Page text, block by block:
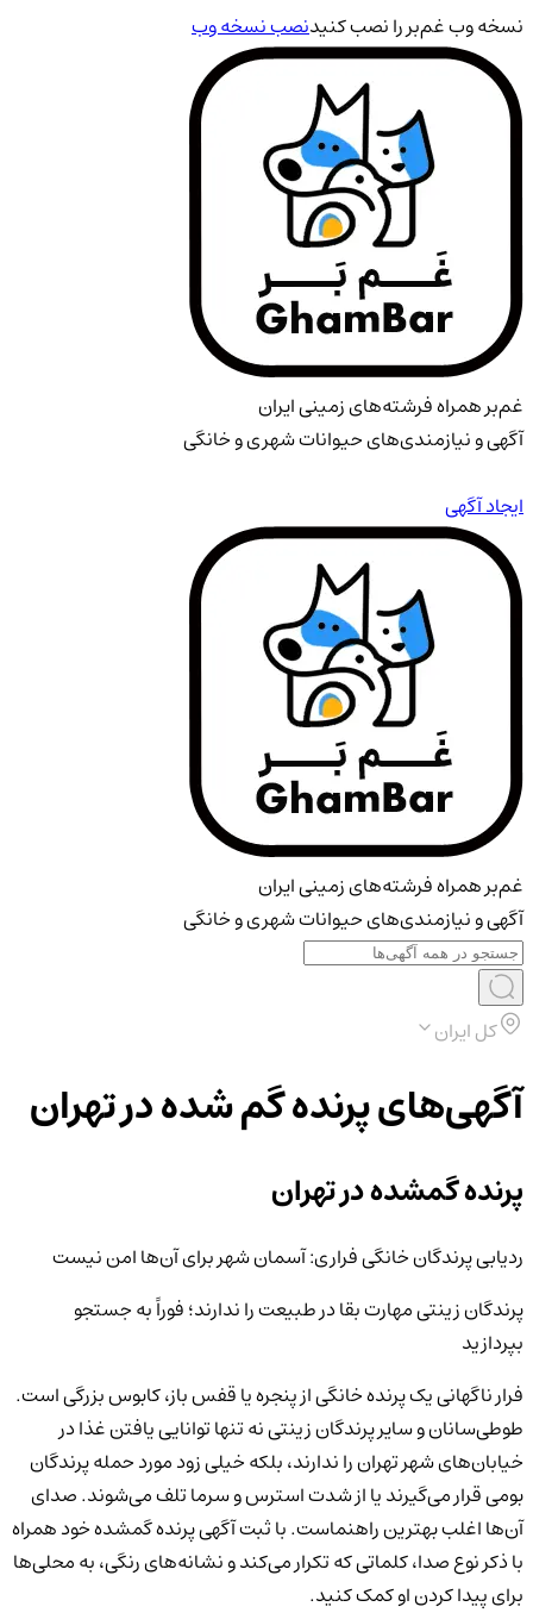
نسخه وب غم‌بر را نصب کنیدنصب نسخه وب
غم‌بر همراه فرشته‌های زمینی ایران
آگهی و نیازمندی‌های حیوانات شهری و خانگی
ایجاد آگهی
غم‌بر همراه فرشته‌های زمینی ایران
آگهی و نیازمندی‌های حیوانات شهری و خانگی
کل ایران
آگهی‌های پرنده‌ گم شدهدر تهران
پرنده گمشده در تهران
ردیابی پرندگان خانگی فراری: آسمان شهر برای آن‌ها امن نیست
پرندگان زینتی مهارت بقا در طبیعت را ندارند؛ فوراً به جستجو
بپردازید
فرار ناگهانی یک پرنده خانگی از پنجره یا قفس باز، کابوس بزرگی است.
طوطی‌سانان و سایر پرندگان زینتی نه تنها توانایی یافتن غذا در
خیابان‌های شهر تهران را ندارند، بلکه خیلی زود مورد حمله پرندگان
بومی قرار می‌گیرند یا از شدت استرس و سرما تلف می‌شوند. صدای
آن‌ها اغلب بهترین راهنماست. با ثبت آگهی پرنده گمشده خود همراه
با ذکر نوع صدا، کلماتی که تکرار می‌کند و نشانه‌های رنگی، به محلی‌ها
برای پیدا کردن او کمک کنید.